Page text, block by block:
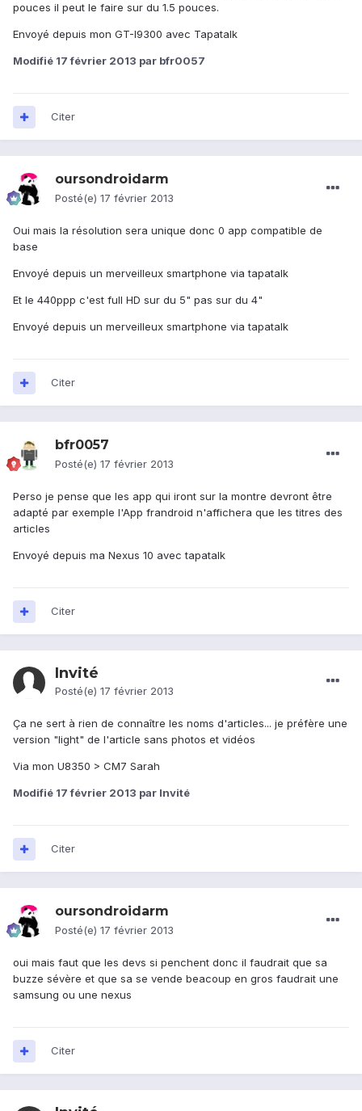
pouces il peut le faire sur du 1.5 pouces.
Envoyé depuis mon GT-I9300 avec Tapatalk
Modifié 17 février 2013 par bfr0057
Citer
oursondroidarm
Posté(e) 17 février 2013
Oui mais la résolution sera unique donc 0 app compatible de
base
Envoyé depuis un merveilleux smartphone via tapatalk
Et le 440ppp c'est full HD sur du 5" pas sur du 4"
Envoyé depuis un merveilleux smartphone via tapatalk
Citer
bfr0057
Posté(e) 17 février 2013
Perso je pense que les app qui iront sur la montre devront être
adapté par exemple l'App frandroid n'affichera que les titres des
articles
Envoyé depuis ma Nexus 10 avec tapatalk
Citer
Invité
Posté(e) 17 février 2013
Ça ne sert à rien de connaître les noms d'articles... je préfère une
version "light" de l'article sans photos et vidéos
Via mon U8350 > CM7 Sarah
Modifié 17 février 2013 par Invité
Citer
oursondroidarm
Posté(e) 17 février 2013
oui mais faut que les devs si penchent donc il faudrait que sa
buzze sévère et que sa se vende beacoup en gros faudrait une
samsung ou une nexus
Citer